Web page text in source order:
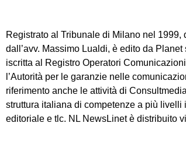
Registrato al Tribunale di Milano nel 1999,
dall’avv. Massimo Lualdi, è edito da Planet
iscritta al Registro Operatori
l’Autorità per le garanzie nelle
riferimento anche le attività di
struttura italiana di competenze a più livelli
editoriale e tlc. NL NewsLinet è distribuito